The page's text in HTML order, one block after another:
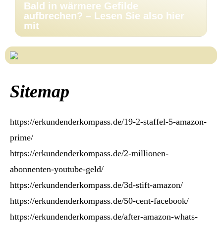
Bald in wärmere Gefilde
aufbrechen? – Lesen Sie also hier
mit
Sitemap
https://erkundenderkompass.de/19-2-staffel-5-amazon-
prime/
https://erkundenderkompass.de/2-millionen-
abonnenten-youtube-geld/
https://erkundenderkompass.de/3d-stift-amazon/
https://erkundenderkompass.de/50-cent-facebook/
https://erkundenderkompass.de/after-amazon-whats-